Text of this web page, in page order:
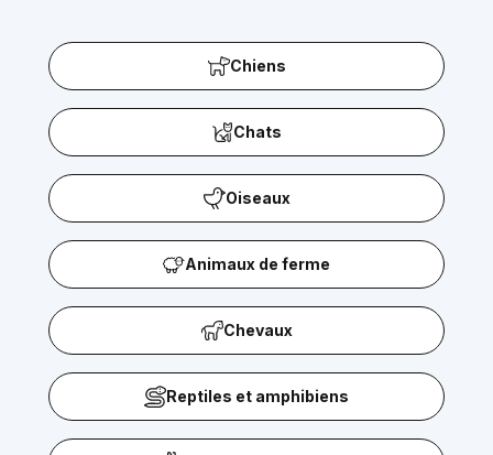
Chiens
Chats
Oiseaux
Animaux de ferme
Chevaux
Reptiles et amphibiens